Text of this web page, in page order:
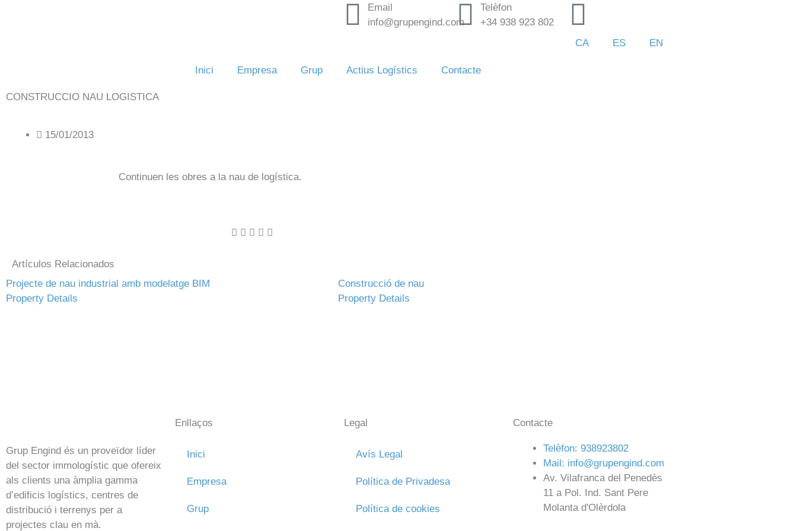
Email
info@grupengind.com
Telèfon
+34 938 923 802
CA
ES EN
Inici Empresa Grup Actius Logístics Contacte
CONSTRUCCIO NAU LOGISTICA
15/01/2013
Continuen les obres a la nau de logística.
Artículos Relacionados
Projecte de nau industrial amb modelatge BIM
Property Details
Construcció de nau
Property Details
Grup Engind és un proveïdor líder
del sector immologístic que ofereix
als clients una àmplia gamma
d’edificis logístics, centres de
distribució i terrenys per a
projectes clau en mà.
Enllaços
Inici
Empresa
Grup
Legal
Avís Legal
Política de Privadesa
Política de cookies
Contacte
Telèfon: 938923802
Mail: info@grupengind.com
Av. Vilafranca del Penedès
11 a Pol. Ind. Sant Pere
Molanta d'Olèrdola